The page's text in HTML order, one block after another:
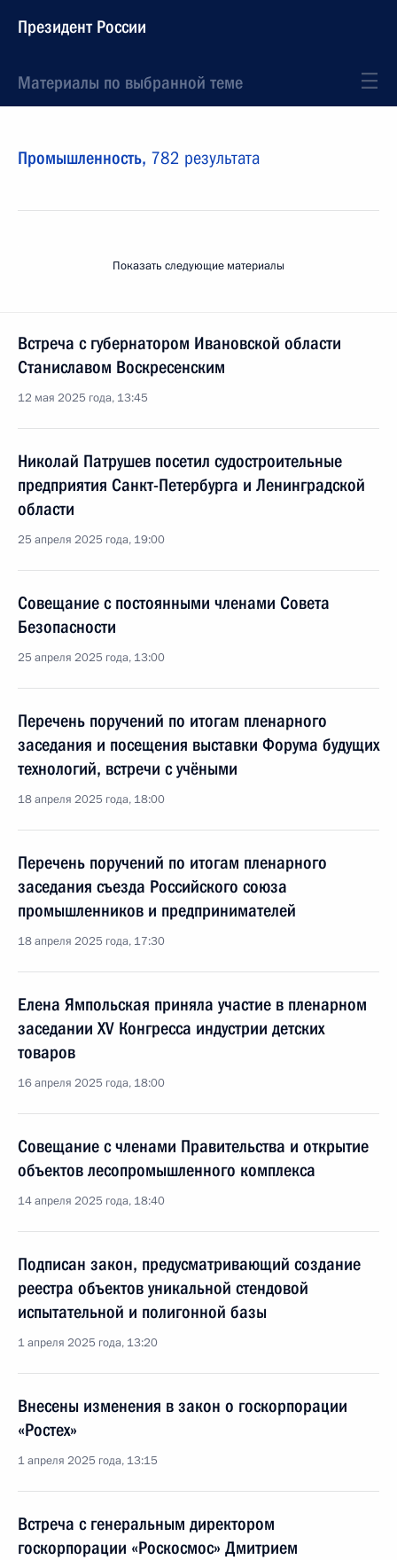
Президент России
Материалы по выбранной теме
Промышленность, 782 результата
Показать следующие материалы
Встреча с губернатором Ивановской области
Станиславом Воскресенским
12 мая 2025 года, 13:45
Николай Патрушев посетил судостроительные
предприятия Санкт-Петербурга и Ленинградской
области
25 апреля 2025 года, 19:00
Совещание с постоянными членами Совета
Безопасности
25 апреля 2025 года, 13:00
Перечень поручений по итогам пленарного
заседания и посещения выставки Форума будущих
технологий, встречи с учёными
18 апреля 2025 года, 18:00
Перечень поручений по итогам пленарного
заседания съезда Российского союза
промышленников и предпринимателей
18 апреля 2025 года, 17:30
Елена Ямпольская приняла участие в пленарном
заседании XV Конгресса индустрии детских
товаров
16 апреля 2025 года, 18:00
Совещание с членами Правительства и открытие
объектов лесопромышленного комплекса
14 апреля 2025 года, 18:40
Подписан закон, предусматривающий создание
реестра объектов уникальной стендовой
испытательной и полигонной базы
1 апреля 2025 года, 13:20
Внесены изменения в закон о госкорпорации
«Ростех»
1 апреля 2025 года, 13:15
Встреча с генеральным директором
госкорпорации «Роскосмос» Дмитрием